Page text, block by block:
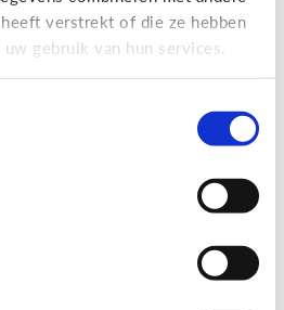
verstrekt of die ze hebben
gebruik van hun services.
zorgt ervoor dat ze